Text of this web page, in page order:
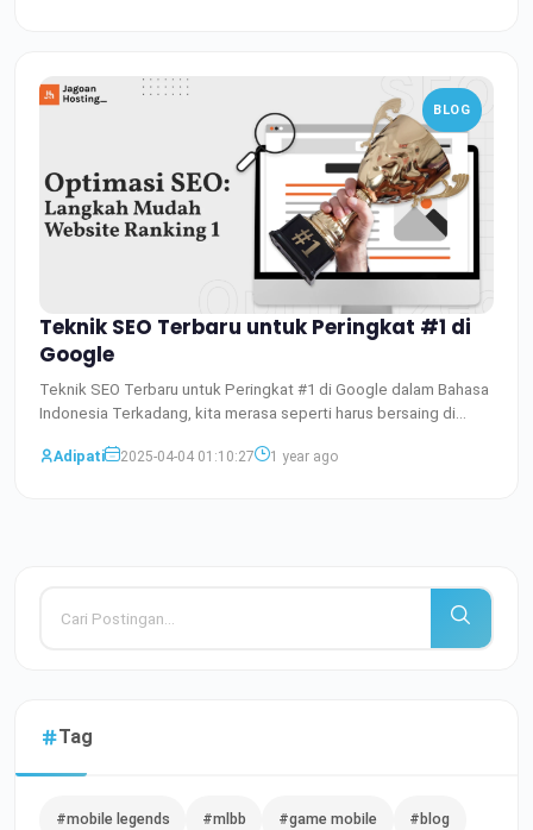
BLOG
Teknik SEO Terbaru untuk Peringkat #1 di
Google
Teknik SEO Terbaru untuk Peringkat #1 di Google dalam Bahasa
Indonesia Terkadang, kita merasa seperti harus bersaing di
Adipati
2025-04-04 01:10:27 1 year ago
Tag
#mobile legends #mlbb #game mobile #blog